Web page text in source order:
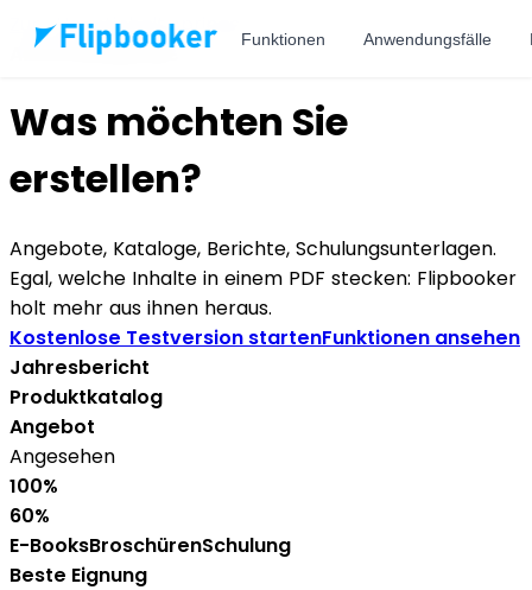
Zum Hauptinhalt springen
Funktionen Anwendungsfälle
Anwendungsfälle
Was möchten Sie
erstellen?
Angebote, Kataloge, Berichte, Schulungsunterlagen.
Egal, welche Inhalte in einem PDF stecken: Flipbooker
holt mehr aus ihnen heraus.
Kostenlose Testversion startenFunktionen ansehen
Jahresbericht
Produktkatalog
Angebot
Angesehen
100%
60%
E-BooksBroschürenSchulung
Beste Eignung